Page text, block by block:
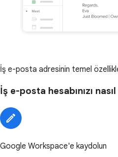
İş e-posta adresinin temel
İş e-posta hesabınızı
Google Workspace'e kaydolun